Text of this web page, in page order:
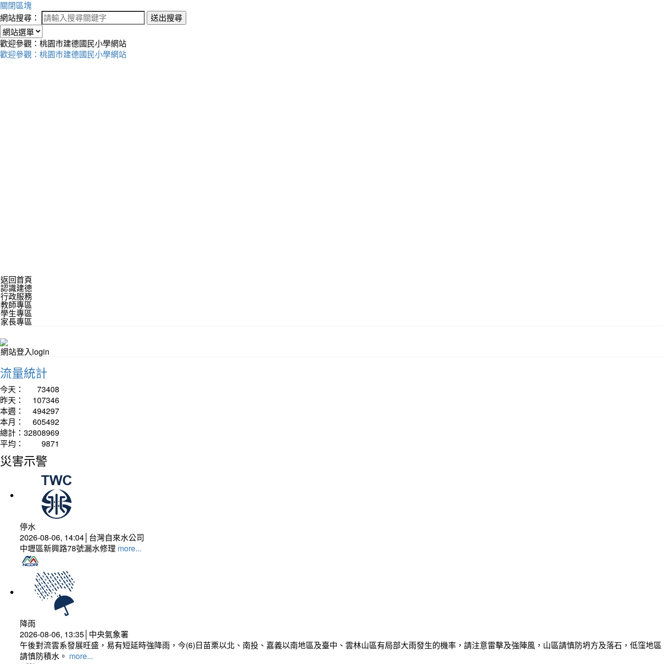
關閉區塊
網站搜尋：
送出搜尋
歡迎參觀：桃園市建德國民小學網站
歡迎參觀：桃園市建德國民小學網站
返回首頁
認識建德
行政服務
教師專區
學生專區
家長專區
網站登入login
流量統計
今天：
73408
昨天：
107346
本週：
494297
本月：
605492
總計： 32808969
平均：
9871
災害示警
停水
2026-08-06, 14:04│台灣自來水公司
中壢區新興路78號漏水修理 more...
降雨
2026-08-06, 13:35│中央氣象署
午後對流雲系發展旺盛，易有短延時強降雨，今(6)日苗栗以北、南投、嘉義以南地區及臺中、雲林山區有局部大雨發生的機率，請注意雷擊及強陣風，山區請慎防坍方及落石，低窪地區
請慎防積水。 more...